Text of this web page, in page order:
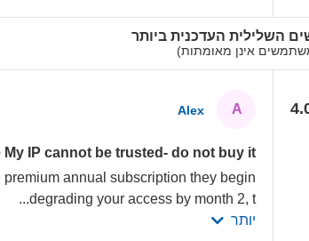
השלילית העדכנית ביותר
אינן מאומתות)
A
Alex
My IP cannot be trusted- do not buy it
annual subscription they begin
degrading your access by month 2, t
...
יותר